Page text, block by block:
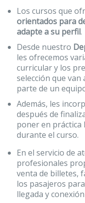
Los cursos que
orientados para
adapte a su perfil.
Desde nuestro
les ofrecemos
curricular y los
selección que
parte de un
Además, les
después de
poner en
durante el curso.
En el servicio de
profesionales
venta de billetes,
los pasajeros
llegada y